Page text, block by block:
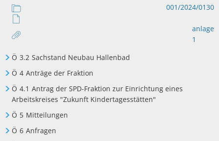
001/2024/0130
anlage
1
Ö 3.2 Sachstand Neubau Hallenbad
Ö 4 Anträge der Fraktion
Ö 4.1 Antrag der SPD-Fraktion zur Einrichtung eines
Arbeitskreises "Zukunft Kindertagesstätten"
Ö 5 Mitteilungen
Ö 6 Anfragen